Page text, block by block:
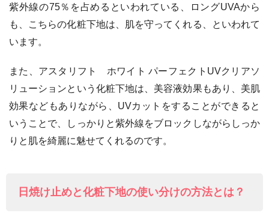
紫外線の75％を占めるといわれている、ロングUVAから
も、こちらの化粧下地は、肌を守ってくれる、といわれて
います。
また、アスタリフト ホワイト パーフェクトUVクリアソ
リューションという化粧下地は、美容液効果もあり、美肌
効果などもありながら、UVカットをすることができると
いうことで、しっかりと紫外線をブロックしながらしっか
りと肌を綺麗に魅せてくれるのです。
日焼け止めと化粧下地の使い分けの方法とは？